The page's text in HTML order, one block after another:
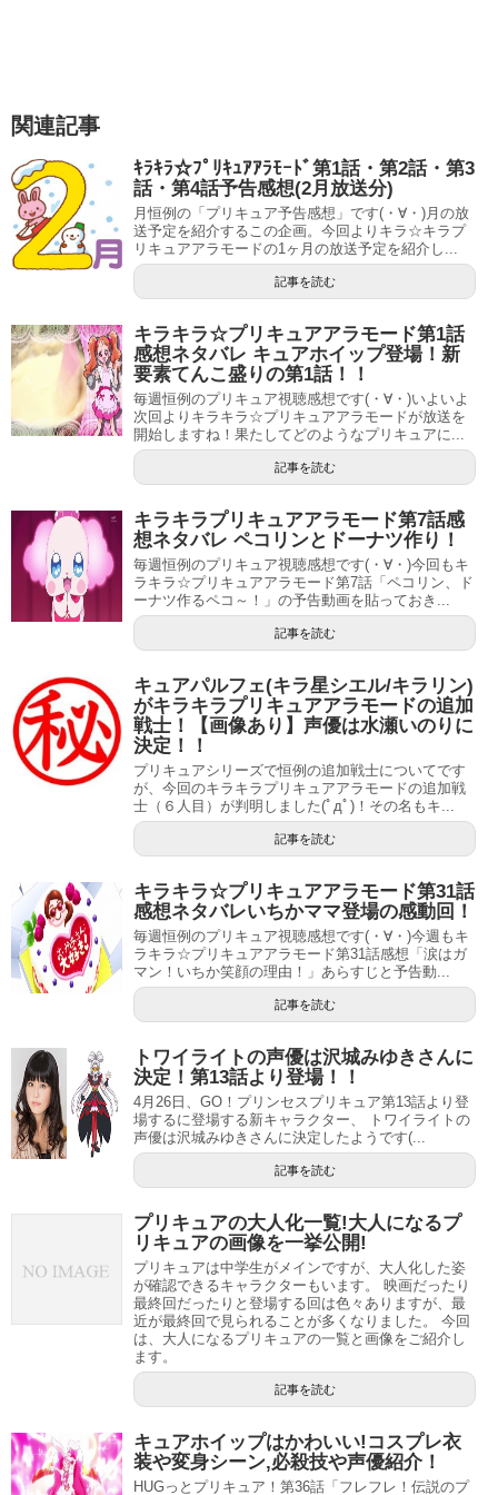
2018年で22歳になるので、世間で言うと大学を卒業したば
かりくらいですね。
Tプロジェクトを経て、現在はホリプロに所属しています。
子役デビューは2002年の舞台「てるてる坊主の照子さん」
子役としては、2004年のテレビドラマ「僕と彼女と彼女の
生きる道」の小柳凛役で一気に有名になりましたよね。
数々のテレビドラマや映画、バラエティやCMにも出演して
ています。
スポンサーリンク
声優としては、2004年に「劇場版 NARUTO -ナルト- 大活
劇!雪姫忍法帖だってばよ!!」（風花小雪の幼少期役）でデビ
まだまだ若いのに、女優業も声優業もかなりの数をこなし
ており、現在も大活躍中です。
これから先の活躍も期待できますね。
美山加恋はキュアホイップ（宇佐美いちか）役
関連記事
ｷﾗｷﾗ☆ﾌﾟﾘｷｭｱｱﾗﾓｰﾄﾞ第1話・第2話・第3
話・第4話予告感想(2月放送分)
月恒例の「プリキュア予告感想」です(・∀・)月の放
送予定を紹介するこの企画。今回よりキラ☆キラプ
リキュアアラモードの1ヶ月の放送予定を紹介し...
記事を読む
キラキラ☆プリキュアアラモード第1話
感想ネタバレ キュアホイップ登場！新
要素てんこ盛りの第1話！！
毎週恒例のプリキュア視聴感想です(・∀・)いよいよ
次回よりキラキラ☆プリキュアアラモードが放送を
開始しますね！果たしてどのようなプリキュアに...
記事を読む
キラキラプリキュアアラモード第7話感
想ネタバレ ペコリンとドーナツ作り！
毎週恒例のプリキュア視聴感想です(・∀・)今回もキ
ラキラ☆プリキュアアラモード第7話「ペコリン、ド
ーナツ作るペコ～！」の予告動画を貼っておき...
記事を読む
キュアパルフェ(キラ星シエル/キラリン)
がキラキラプリキュアアラモードの追加
戦士！【画像あり】声優は水瀬いのりに
決定！！
プリキュアシリーズで恒例の追加戦士についてです
が、今回のキラキラプリキュアアラモードの追加戦
士（６人目）が判明しました(ﾟдﾟ)！その名もキ...
記事を読む
キラキラ☆プリキュアアラモード第31話
感想ネタバレいちかママ登場の感動回！
毎週恒例のプリキュア視聴感想です(・∀・)今週もキ
ラキラ☆プリキュアアラモード第31話感想「涙はガ
マン！いちか笑顔の理由！」あらすじと予告動...
記事を読む
トワイライトの声優は沢城みゆきさんに
決定！第13話より登場！！
4月26日、GO！プリンセスプリキュア第13話より登
場するに登場する新キャラクター、 トワイライトの
声優は沢城みゆきさんに決定したようです(...
記事を読む
プリキュアの大人化一覧!大人になるプ
リキュアの画像を一挙公開!
プリキュアは中学生がメインですが、大人化した姿
が確認できるキャラクターもいます。 映画だったり
最終回だったりと登場する回は色々ありますが、最
近が最終回で見られることが多くなりました。 今回
は、大人になるプリキュアの一覧と画像をご紹介し
ます。
記事を読む
キュアホイップはかわいい!コスプレ衣
装や変身シーン,必殺技や声優紹介！
HUGっとプリキュア！第36話「フレフレ！伝説のプ